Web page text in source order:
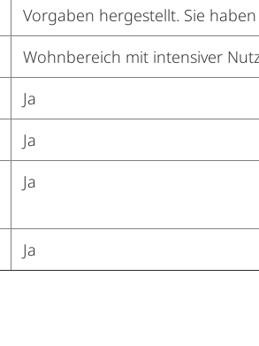
Vorgaben hergestellt. Sie
Wohnbereich mit intensiver
Ja
Ja
Ja
Ja